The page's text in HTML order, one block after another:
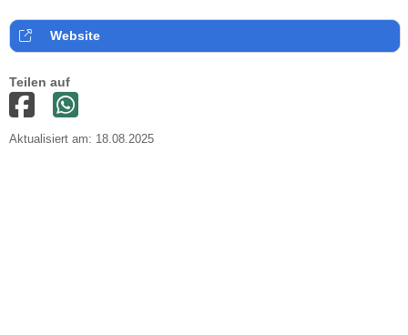
Website
Teilen auf
Aktualisiert am: 18.08.2025